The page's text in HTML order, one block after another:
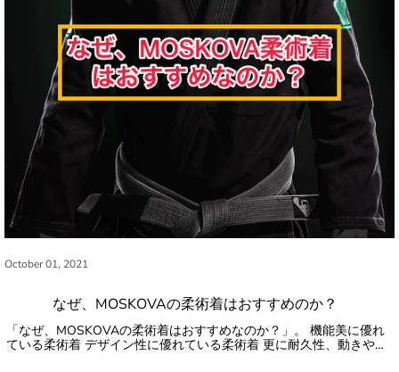
October 01, 2021
なぜ、MOSKOVAの柔術着はおすすめのか？
「なぜ、MOSKOVAの柔術着はおすすめなのか？」。 機能美に優れ
ている柔術着 デザイン性に優れている柔術着 更に耐久性、動きや…